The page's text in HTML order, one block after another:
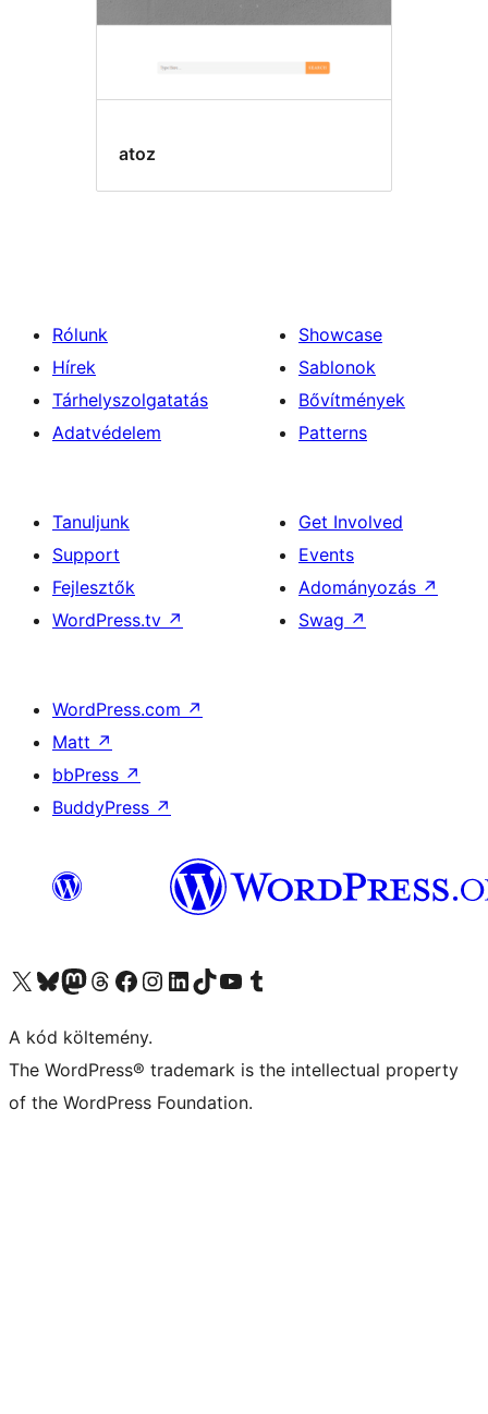
atoz
Rólunk
Hírek
Tárhelyszolgatatás
Adatvédelem
Showcase
Sablonok
Bővítmények
Patterns
Tanuljunk
Support
Fejlesztők
WordPress.tv ↗
Get Involved
Events
Adományozás ↗
Swag ↗
WordPress.com ↗
Matt ↗
bbPress ↗
BuddyPress ↗
Visit our X (formerly Twitter) account
Visit our Bluesky account
Twitter csatornánk
Visit our Threads account
Facebook oldalunk megtekintése
Visit our Instagram account
Visit our LinkedIn account
Visit our TikTok account
Visit our YouTube channel
Visit our Tumblr account
A kód költemény.
The WordPress® trademark is the intellectual property
of the WordPress Foundation.